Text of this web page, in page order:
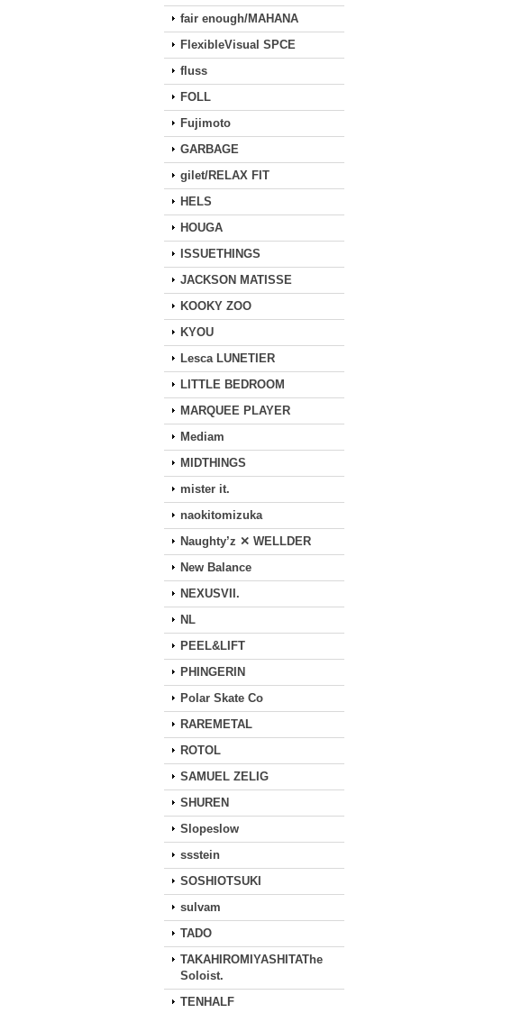
fair enough/MAHANA
FlexibleVisual SPCE
fluss
FOLL
Fujimoto
GARBAGE
gilet/RELAX FIT
HELS
HOUGA
ISSUETHINGS
JACKSON MATISSE
KOOKY ZOO
KYOU
Lesca LUNETIER
LITTLE BEDROOM
MARQUEE PLAYER
Mediam
MIDTHINGS
mister it.
naokitomizuka
Naughty’z ✕ WELLDER
New Balance
NEXUSVII.
NL
PEEL&LIFT
PHINGERIN
Polar Skate Co
RAREMETAL
ROTOL
SAMUEL ZELIG
SHUREN
Slopeslow
ssstein
SOSHIOTSUKI
sulvam
TADO
TAKAHIROMIYASHITAThe
Soloist.
TENHALF